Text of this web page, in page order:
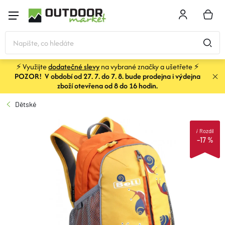
obsah
KOŠÍK
STANY
SPACÁKY
BATOHY A TAŠKY
⚡ Využijtedodatečné slevyna vybrané značky a ušetřete ⚡
POZOR! V období od 27. 7. do 7. 8. bude prodejna i výdejna
zboží otevřena od 8 do 16 hodin.
Dětské
–17 %
iRozdíl